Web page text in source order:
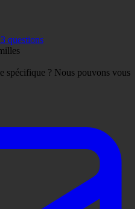
questions
spécifique ? Nous pouvons vous